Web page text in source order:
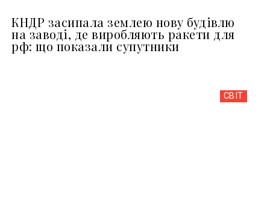
КНДР засипала землею нову будівлю
на заводі, де виробляють ракети для
рф: що показали супутники
СВІТ